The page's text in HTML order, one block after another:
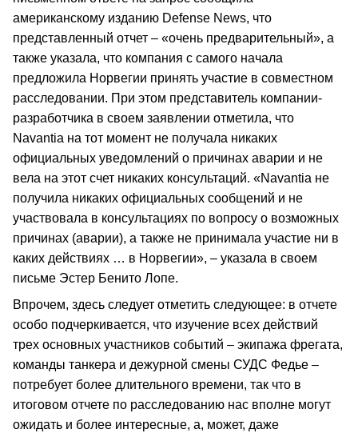
американскому изданию Defense News, что
представленный отчет – «очень предварительный», а
также указала, что компания с самого начала
предложила Норвегии принять участие в совместном
расследовании. При этом представитель компании-
разработчика в своем заявлении отметила, что
Navantia на тот момент не получала никаких
официальных уведомлений о причинах аварии и не
вела на этот счет никаких консультаций. «Navantia не
получила никаких официальных сообщений и не
участвовала в консультациях по вопросу о возможных
причинах (аварии), а также не принимала участие ни в
каких действиях … в Норвегии», – указала в своем
письме Эстер Бенито Лопе.
Впрочем, здесь следует отметить следующее: в отчете
особо подчеркивается, что изучение всех действий
трех основных участников событий – экипажа фрегата,
команды танкера и дежурной смены СУДС Федье –
потребует более длительного времени, так что в
итоговом отчете по расследованию нас вполне могут
ожидать и более интересные, а, может, даже